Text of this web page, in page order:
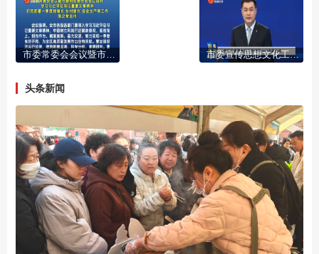
市委宣传思想文化工作领导小组召开会议
头条新闻